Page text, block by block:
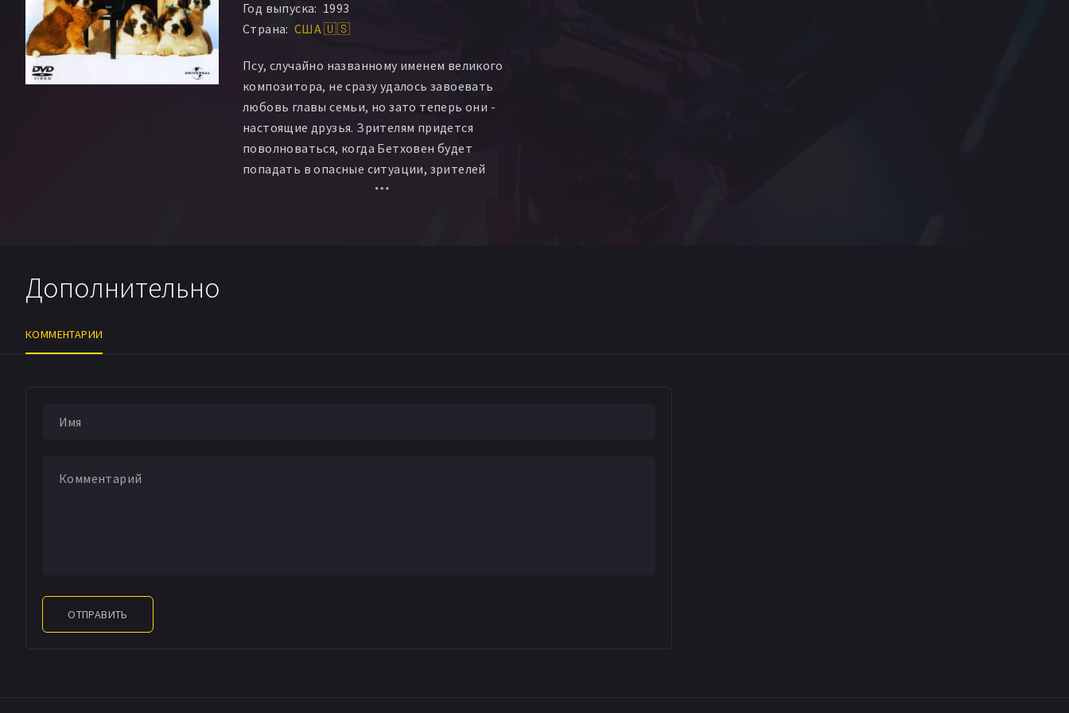
Год выпуска: 1993
Страна: США 🇺🇸
Псу, случайно названному именем великого
композитора, не сразу удалось завоевать
любовь главы семьи, но зато теперь они -
настоящие друзья. Зрителям придется
поволноваться, когда Бетховен будет
попадать в опасные ситуации, зрителей
насмешат его выходки и удивит его
Дополнительно
КОММЕНТАРИИ
ОТПРАВИТЬ